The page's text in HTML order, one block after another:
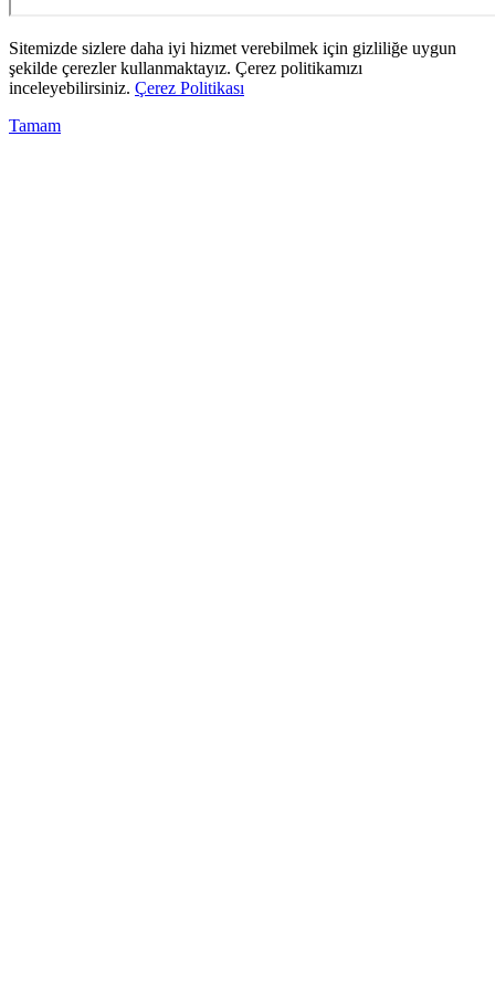
Sitemizde sizlere daha iyi hizmet verebilmek için gizliliğe uygun
şekilde çerezler kullanmaktayız. Çerez politikamızı
inceleyebilirsiniz. Çerez Politikası
Tamam